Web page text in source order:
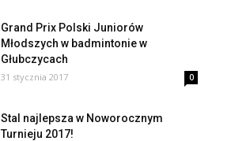
Grand Prix Polski Juniorów
Młodszych w badmintonie w
Głubczycach
31 stycznia 2017 0
Stal najlepsza w Noworocznym
Turnieju 2017!